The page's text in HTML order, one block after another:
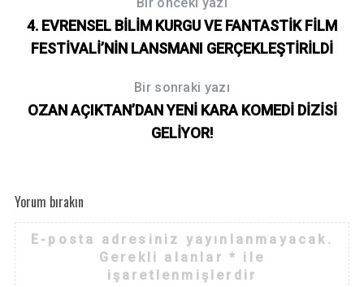
4. EVRENSEL BİLİM KURGU VE FANTASTİK FİLM
FESTİVALİ’NİN LANSMANI GERÇEKLEŞTİRİLDİ
Bir sonraki yazı
OZAN AÇIKTAN’DAN YENİ KARA KOMEDİ DİZİSİ
GELİYOR!
Yorum bırakın
E-posta adresiniz yayınlanmayacak.
Gerekli alanlar* ile
işaretlenmişlerdir
r
: